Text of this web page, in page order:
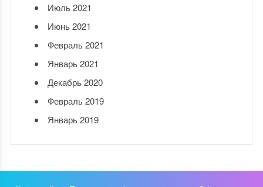
Июль 2021
Июнь 2021
Февраль 2021
Январь 2021
Декабрь 2020
Февраль 2019
Январь 2019